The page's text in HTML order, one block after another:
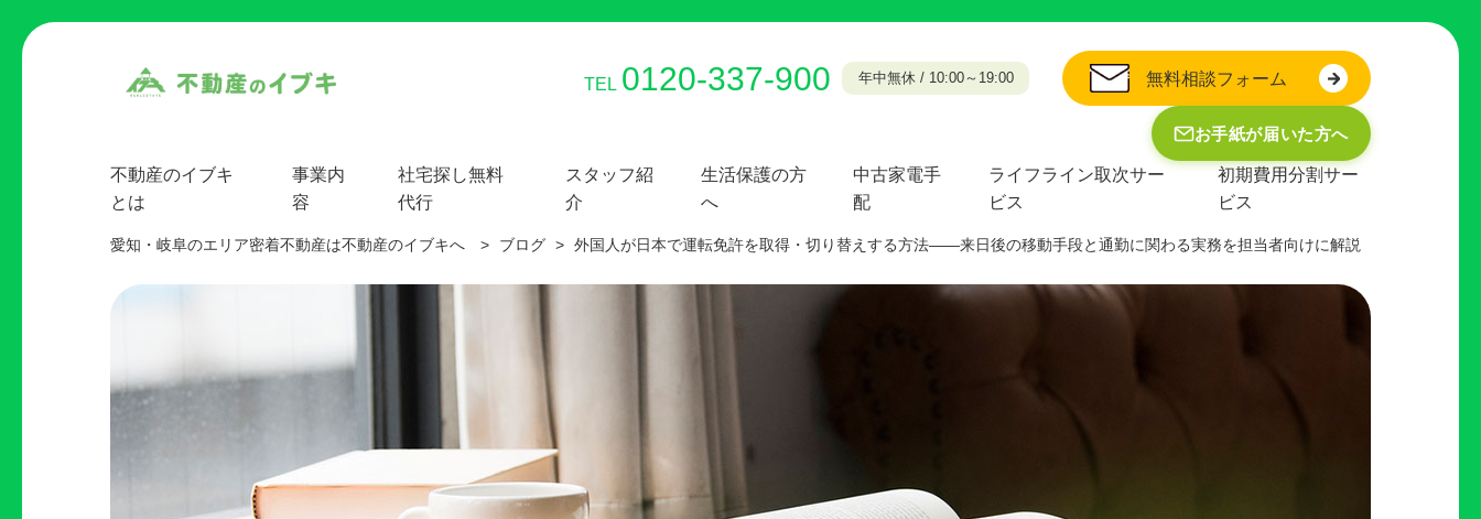
TEL 0120-337-900 年中無休 / 10:00～19:00 無料相談フォーム
お手紙が届いた方へ
不動産のイブキ
とは
事業内
容
社宅探し無料
代行
スタッフ紹
介
生活保護の方
へ
中古家電手
配
ライフライン取次サー
ビス
初期費用分割サー
ビス
愛知・岐阜のエリア密着不動産は不動産のイブキへ > ブログ > 外国人が日本で運転免許を取得・切り替えする方法——来日後の移動手段と通勤に関わる実務を担当者向けに解説